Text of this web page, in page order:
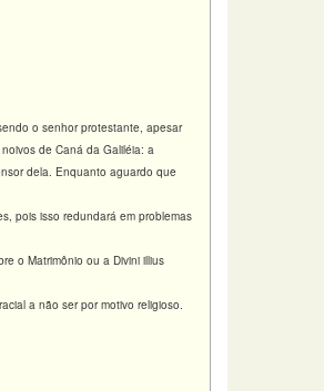
o senhor protestante, apesar
de Caná da Galiléia: a
dela. Enquanto aguardo que
pois isso redundará em problemas
o Matrimônio ou a Divini illius
a não ser por motivo religioso.